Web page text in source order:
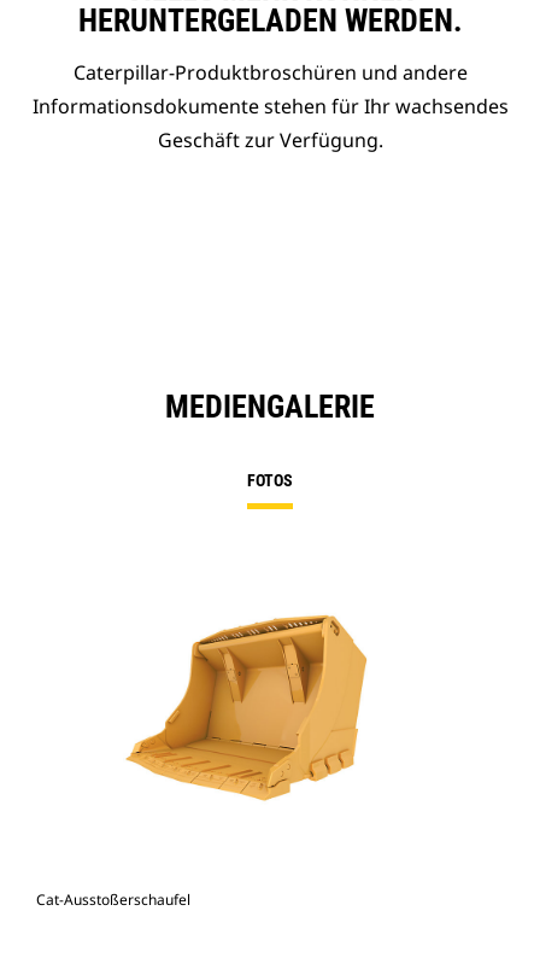
HERUNTERGELADEN WERDEN.
Caterpillar-Produktbroschüren und andere
Informationsdokumente stehen für Ihr wachsendes
Geschäft zur Verfügung.
MEDIENGALERIE
FOTOS
Cat-Ausstoßerschaufel